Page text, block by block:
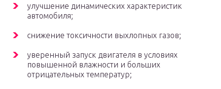
улучшение динамических характеристик
автомобиля;
снижение токсичности выхлопных газов;
уверенный запуск двигателя в условиях
повышенной влажности и больших
отрицательных температур;